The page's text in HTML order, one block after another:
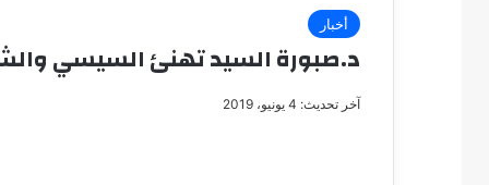
أخبار
د.صبورة السيد تهنئ السيسي
آخر تحديث: 4 يونيو، 2019